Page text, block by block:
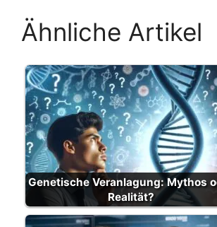
Ähnliche Artikel
Genetische Veranlagung: Mythos
Realität?